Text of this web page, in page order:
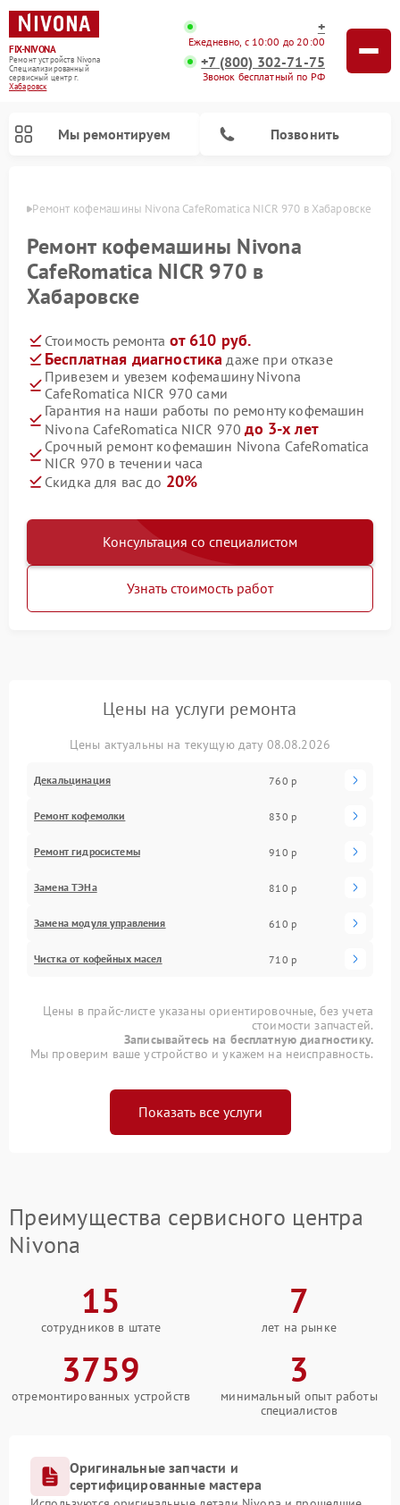
FIX-NIVONA
Ремонт устройств Nivona
Специализированный
cервисный центр г.
Хабаровск
+
Ежедневно, с 10:00 до 20:00
+7 (800) 302-71-75
Звонок бесплатный по РФ
Мы ремонтируем Позвонить
Ремонт кофемашины Nivona CafeRomatica NICR 970 в Хабаровске
Ремонт кофемашины Nivona
CafeRomatica NICR 970 в
Хабаровске
Стоимость ремонта от 610 руб.
Бесплатная диагностика даже при отказе
Привезем и увезем кофемашину Nivona
CafeRomatica NICR 970 сами
Гарантия на наши работы по ремонту кофемашин
Nivona CafeRomatica NICR 970до 3-х лет
Срочный ремонт кофемашин Nivona CafeRomatica
NICR 970 в течении часа
Скидка для вас до 20%
Консультация со специалистом
Узнать стоимость работ
Цены на услуги ремонта
Цены актуальны на текущую дату 08.08.2026
Декальцинация 760 р
Ремонт кофемолки 830 р
Ремонт гидросистемы 910 р
Замена ТЭНа 810 р
Замена модуля управления 610 р
Чистка от кофейных масел 710 р
Цены в прайс-листе указаны ориентировочные, без учета
стоимости запчастей.
Записывайтесь на бесплатную диагностику.
Мы проверим ваше устройство и укажем на неисправность.
Показать все услуги
Преимущества сервисного центра
Nivona
15
сотрудников в штате
7
лет на рынке
3759
отремонтированных устройств
3
минимальный опыт работы
специалистов
Оригинальные запчасти и
сертифицированные мастера